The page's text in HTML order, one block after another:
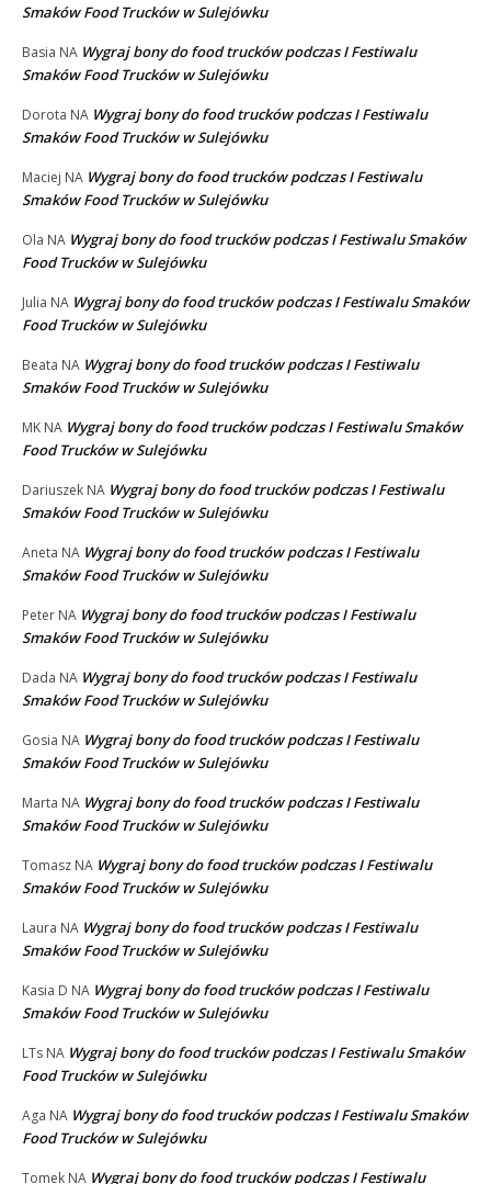
Smaków Food Trucków w Sulejówku
Basia NA Wygraj bony do food trucków podczas I Festiwalu
Smaków Food Trucków w Sulejówku
Dorota NA Wygraj bony do food trucków podczas I Festiwalu
Smaków Food Trucków w Sulejówku
Maciej NA Wygraj bony do food trucków podczas I Festiwalu
Smaków Food Trucków w Sulejówku
Ola NA Wygraj bony do food trucków podczas I Festiwalu Smaków
Food Trucków w Sulejówku
Julia NA Wygraj bony do food trucków podczas I Festiwalu Smaków
Food Trucków w Sulejówku
Beata NA Wygraj bony do food trucków podczas I Festiwalu
Smaków Food Trucków w Sulejówku
MK NA Wygraj bony do food trucków podczas I Festiwalu Smaków
Food Trucków w Sulejówku
Dariuszek NA Wygraj bony do food trucków podczas I Festiwalu
Smaków Food Trucków w Sulejówku
Aneta NA Wygraj bony do food trucków podczas I Festiwalu
Smaków Food Trucków w Sulejówku
Peter NA Wygraj bony do food trucków podczas I Festiwalu
Smaków Food Trucków w Sulejówku
Dada NA Wygraj bony do food trucków podczas I Festiwalu
Smaków Food Trucków w Sulejówku
Gosia NA Wygraj bony do food trucków podczas I Festiwalu
Smaków Food Trucków w Sulejówku
Marta NA Wygraj bony do food trucków podczas I Festiwalu
Smaków Food Trucków w Sulejówku
Tomasz NA Wygraj bony do food trucków podczas I Festiwalu
Smaków Food Trucków w Sulejówku
Laura NA Wygraj bony do food trucków podczas I Festiwalu
Smaków Food Trucków w Sulejówku
Kasia D NA Wygraj bony do food trucków podczas I Festiwalu
Smaków Food Trucków w Sulejówku
LTs NA Wygraj bony do food trucków podczas I Festiwalu Smaków
Food Trucków w Sulejówku
Aga NA Wygraj bony do food trucków podczas I Festiwalu Smaków
Food Trucków w Sulejówku
Tomek NA Wygraj bony do food trucków podczas I Festiwalu